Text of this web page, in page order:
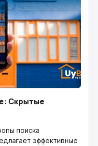
Скрытые
поиска
эффективные